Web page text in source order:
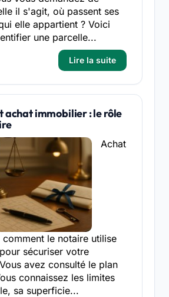
il s'agit, où passent ses
elle appartient ? Voici
une parcelle...
Lire la suite
achat immobilier : le rôle
Achat
le notaire utilise
sécuriser votre
avez consulté le plan
connaissez les limites
sa superficie...